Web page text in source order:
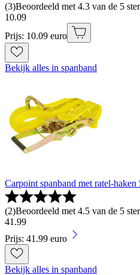
(3)Beoordeeld met 4.3 van de 5
10.09
Prijs: 10.09 euro
Bekijk alles in spanband
Carpoint spanband met ratel-
(2)Beoordeeld met 4.5 van de 5
41 .99
Prijs: 41.99 euro
Bekijk alles in spanband